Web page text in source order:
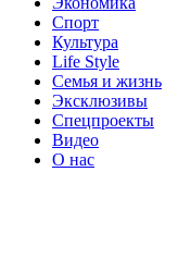
Спорт
Культура
Life Style
Семья и жизнь
Эксклюзивы
Спецпроекты
Видео
О нас